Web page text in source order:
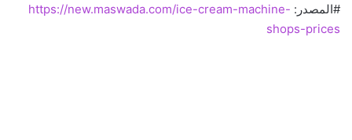
#المصدر: https://new.maswada.com/ice-cream-machine-
shops-prices